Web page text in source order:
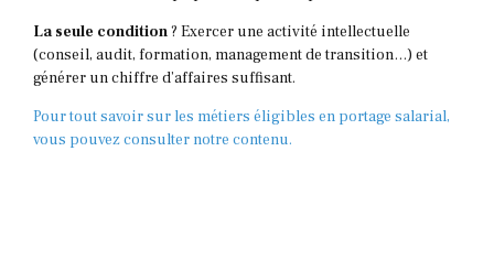
La seule condition? Exercer une activité intellectuelle
(conseil, audit, formation, management de transition…) et
générer un chiffre d’affaires suffisant.
Pour tout savoir sur les métiers éligibles en portage salarial,
vous pouvez consulter notre contenu.